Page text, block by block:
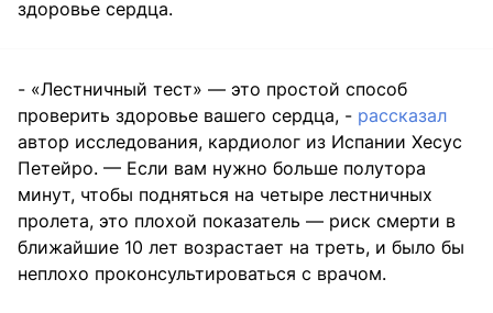
здоровье сердца.
- «Лестничный тест» — это простой способ
проверить здоровье вашего сердца, - рассказал
автор исследования, кардиолог из Испании Хесус
Петейро. — Если вам нужно больше полутора
минут, чтобы подняться на четыре лестничных
пролета, это плохой показатель — риск смерти в
ближайшие 10 лет возрастает на треть, и было бы
неплохо проконсультироваться с врачом.